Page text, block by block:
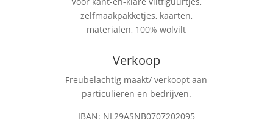
zelfmaakpakketjes, kaarten,
materialen, 100% wolvilt
Verkoop
Freubelachtig maakt/ verkoopt aan
particulieren en bedrijven.
IBAN: NL29ASNB0707202095